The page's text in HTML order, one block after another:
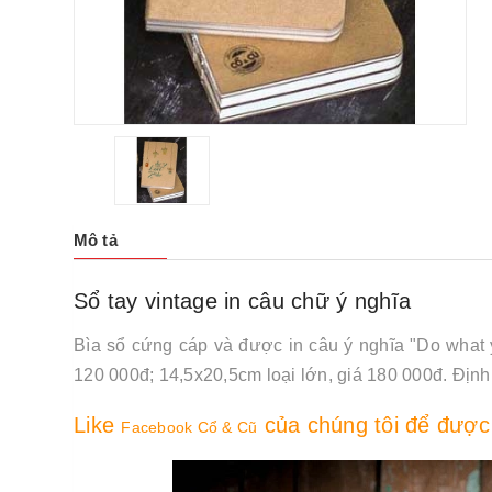
Mô tả
Sổ tay vintage in câu chữ ý nghĩa
Bìa sổ cứng cáp và được in câu ý nghĩa "Do
120 000đ; 14,5x20,5cm loại lớn, giá 180 000đ.
Like Facebook Cổ & Cũ của chúng tôi để